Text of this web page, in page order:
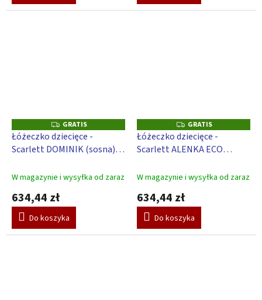
G
R
A
T
GRATIS
Łóżeczko dziecięce -
Scarlett DOMINIK (sosna), z
120 x 60 cm
W magazynie i wysyłka od zaraz
634,44 zł
Do koszyka
G
R
A
T
GRATIS
Łóżeczko dziecięce -
Scarlett ALENKA ECO
opuszczanym bokiem - 120
W magazynie i wysyłka od zaraz
634,44 zł
Do koszyka